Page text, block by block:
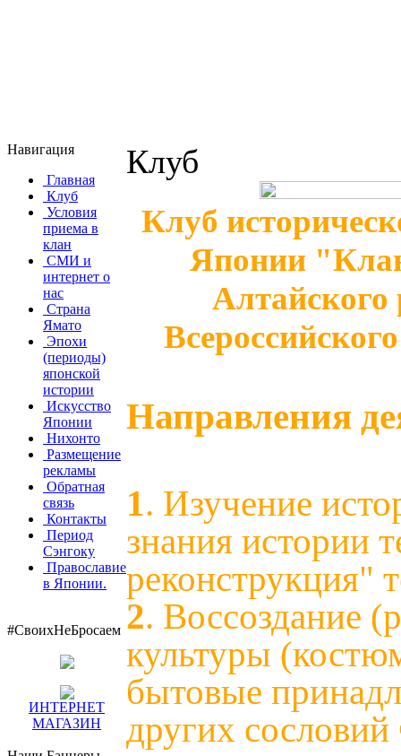
Навигация
Главная
Клуб
Условия
приема в
клан
СМИ и
интернет о
нас
Страна
Ямато
Эпохи
(периоды)
японской
истории
Искусство
Японии
Нихонто
Размещение
рекламы
Обратная
связь
Контакты
Период
Сэнгоку
Православие
в Японии.
#СвоихНеБросаем
ИНТЕРНЕТ
МАГАЗИН
Клуб
Клуб
Японии
Алтайского
Направления
1. Изучение
знания истории
реконструкция"
2. Воссоздание
культуры
бытовые
других